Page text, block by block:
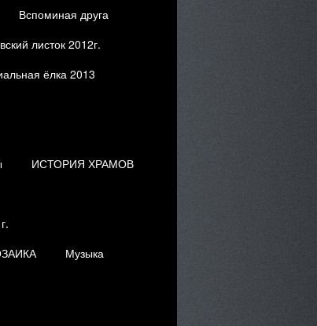
Вспоминая друга
листок 2012г.
ёлка 2013
ИСТОРИЯ ХРАМОВ
Музыка